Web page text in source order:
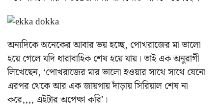
অন্যদিকে অনেকের আবার ভয় হচ্ছে, পোখরাজের মা ভালো
হয়ে গেলে যদি ধারাবাহিক শেষ হয়ে যায়। তাই এক অনুরাগী
লিখেছেন, ‘পোখরাজের মার ভালো হওয়ার সাথে সাথে যেনো
এরপর থেকে আর এক জায়গায় দাঁড়ায় সিরিয়াল শেষ না
করে,,,, এইটার অপেক্ষা করি’।